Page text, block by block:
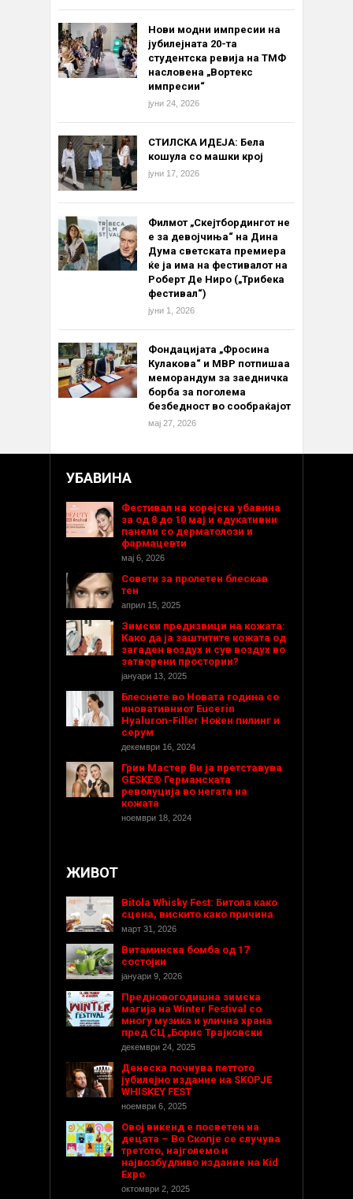
Нови модни импресии на
јубилејната 20-та
студентска ревија на ТМФ
насловена „Вортекс
импресии“
јуни 24, 2026
СТИЛСКА ИДЕЈА: Бела
кошула со машки крој
јуни 17, 2026
Филмот „Скејтбордингот не
е за девојчиња“ на Дина
Дума светската премиера
ќе ја има на фестивалот на
Роберт Де Ниро („Трибека
фестивал“)
јуни 1, 2026
Фондацијата „Фросина
Кулакова“ и МВР потпишаа
меморандум за заедничка
борба за поголема
безбедност во сообраќајот
мај 27, 2026
УБАВИНА
Фестивал на корејска убавина
за од 8 до 10 мај и едукативни
панели со дерматолози и
фармацевти
мај 6, 2026
Совети за пролетен блескав
тен
април 15, 2025
Зимски предизвици на кожата:
Како да ја заштитите кожата од
загаден воздух и сув воздух во
затворени простории?
јануари 13, 2025
Блеснете во Новата година со
иновативниот Eucerin
Hyaluron-Filler Ноќен пилинг и
серум
декември 16, 2024
Грин Мастер Ви ја претставува
GESKE® Германската
револуција во негата на
кожата
ноември 18, 2024
ЖИВОТ
Bitola Whisky Fest: Битола како
сцена, вискито како причина
март 31, 2026
Витаминска бомба од 17
состојки
јануари 9, 2026
Предновогодишнa зимска
магија на Winter Festival со
многу музика и улична храна
пред СЦ „Борис Трајковски
декември 24, 2025
Денеска почнува петтото
јубилејно издание на SKOPJE
WHISKEY FEST
ноември 6, 2025
Овој викенд е посветен на
децата – Во Скопје се случува
третото, најголемо и
највозбудливо издание на Kid
Expo
октомври 2, 2025